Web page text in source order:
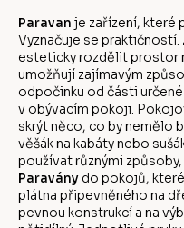
Paravan je zařízení, které
Vyznačuje se
esteticky rozdělit prostor
umožňují zajímavým
odpočinku od části
v obývacím pokoji.
skrýt něco, co by nemělo
věšák na kabáty nebo
používat různými
Paravány do pokojů,
plátna připevněného na
pevnou konstrukcí a na